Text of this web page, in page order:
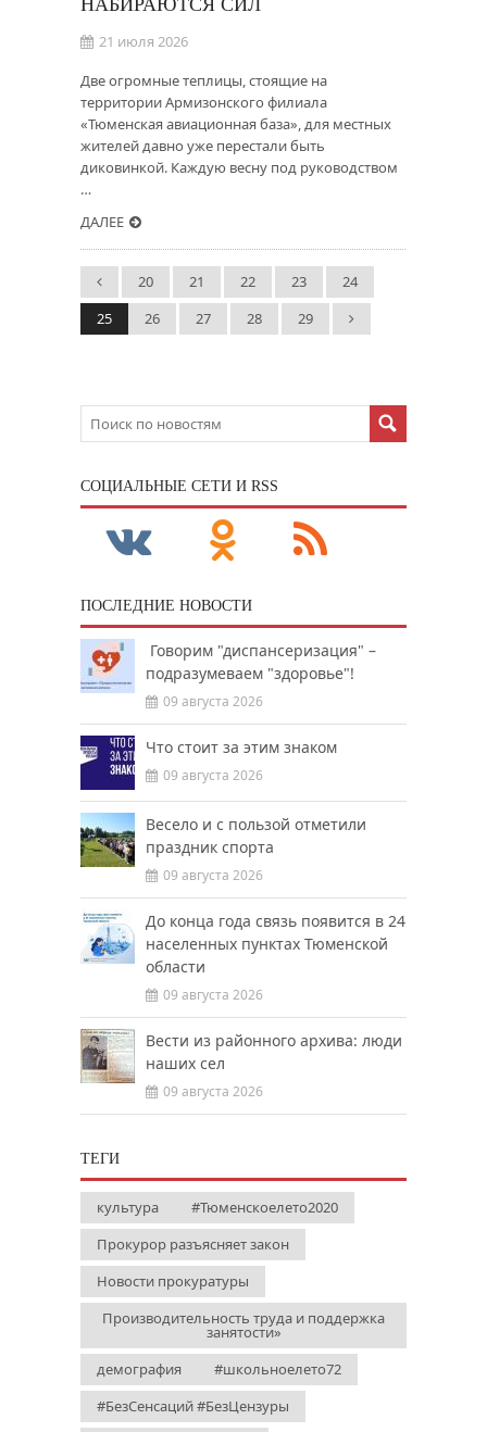
НАБИРАЮТСЯ СИЛ
21 июля 2026
Две огромные теплицы, стоящие на
территории Армизонского филиала
«Тюменская авиационная база», для местных
жителей давно уже перестали быть
диковинкой. Каждую весну под руководством
…
ДАЛЕЕ
20 21 22 23
24
25
26 27 28 29
CОЦИАЛЬНЫЕ СЕТИ И RSS
ПОСЛЕДНИЕ НОВОСТИ
Говорим "диспансеризация" –
подразумеваем "здоровье"!
09 августа 2026
Что стоит за этим знаком
09 августа 2026
Весело и с пользой отметили
праздник спорта
09 августа 2026
До конца года связь появится в 24
населенных пунктах Тюменской
области
09 августа 2026
Вести из районного архива: люди
наших сел
09 августа 2026
ТЕГИ
культура
#Тюменскоелето2020
Прокурор разъясняет закон
Новости прокуратуры
Производительность труда и поддержка
занятости»
демография
#школьноелето72
#БезСенсаций #БезЦензуры